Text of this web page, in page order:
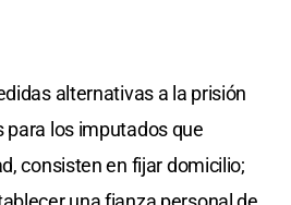
alternativas a la prisión
los imputados que
consisten en fijar domicilio;